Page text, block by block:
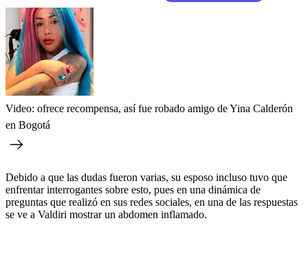
Video: ofrece recompensa, así fue robado amigo de Yina Calderón
en Bogotá
Debido a que las dudas fueron varias, su esposo incluso tuvo que
enfrentar interrogantes sobre esto, pues en una dinámica de
preguntas que realizó en sus redes sociales, en una de las respuestas
se ve a Valdiri mostrar un abdomen inflamado.